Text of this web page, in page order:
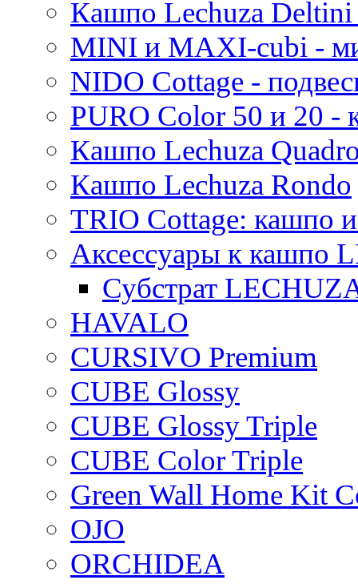
Кашпо Lechuza
MINI и MAXI-cubi -
NIDO Cottage -
PURO Color 50 и 20
Кашпо Lechuza
Кашпо Lechuza Rondo
TRIO Cottage: кашпо
Аксессуары к кашпо
Субстрат
HAVALO
CURSIVO Premium
CUBE Glossy
CUBE Glossy Triple
CUBE Color Triple
Green Wall Home Kit
OJO
ORCHIDEA